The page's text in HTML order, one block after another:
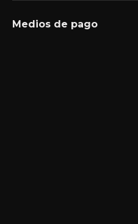
Medios de pago